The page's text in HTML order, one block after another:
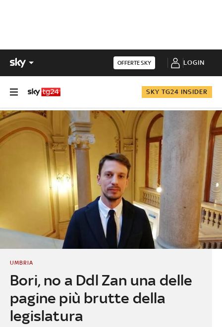
OFFERTE SKY LOGIN
SKY TG24 INSIDER
Bori, no a Ddl Zan una delle
pagine più brutte della
legislatura
UMBRIA